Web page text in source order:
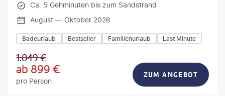
Ca. 5 Gehminuten bis zum Sandstrand
August — Oktober 2026
Badeurlaub Bestseller Familienurlaub Last Minute
1.049€
ab 899 €
pro Person
ZUM ANGEBOT